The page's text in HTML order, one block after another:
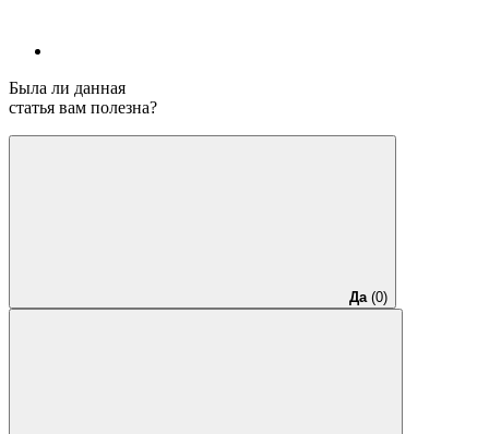
Была ли данная
статья вам полезна?
Да (0)